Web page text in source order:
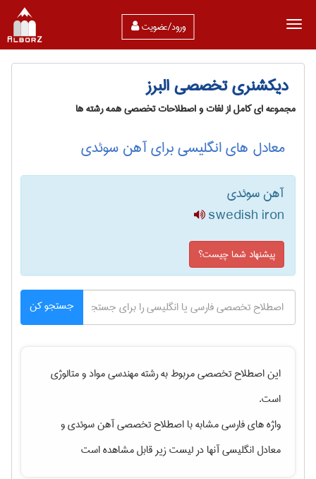
ورود/عضویت
دیکشنری تخصصی البرز
مجموعه ای کامل از لغات و اصطلاحات تخصصی همه رشته ها
معادل های انگلیسی برای آهن سوئدی
آهن سوئدی
swedish iron
پیشنهاد شما چیست؟
جستجو کن
این اصطلاح تخصصی مربوط به رشتهمهندسی مواد و متالوژی
است.
واژه های فارسی مشابه با اصطلاح تخصصیآهن سوئدیو
معادل انگلیسی آنها در لیست زیر قابل مشاهده است